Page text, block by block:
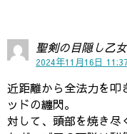
聖剣の目隠し乙女
2024年11月16日
近距離から全法力を叩
ッドの纏閃。
対して、頭部を焼き尽